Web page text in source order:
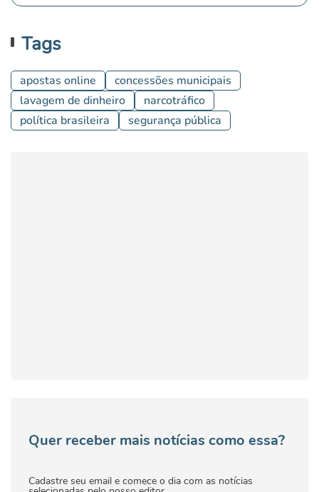
Tags
apostas online
concessões municipais
lavagem de dinheiro
narcotráfico
política brasileira
segurança pública
Quer receber mais notícias como essa?
Cadastre seu email e comece o dia com as notícias